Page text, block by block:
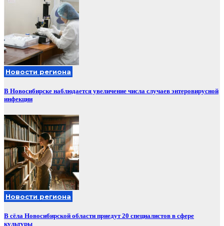
Новости региона
В Новосибирске наблюдается увеличение числа случаев энтеровирусной
инфекции
Новости региона
В сёла Новосибирской области приедут 20 специалистов в сфере
культуры